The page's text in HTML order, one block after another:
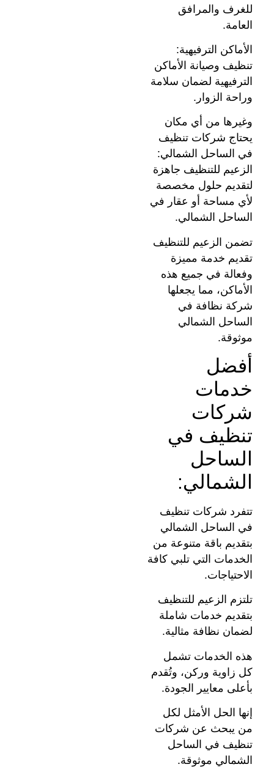
للغرف والمرافق
العامة.
الأماكن الترفيهية:
تنظيف وصيانة الأماكن
الترفيهية لضمان سلامة
وراحة الزوار.
وغيرها من أي مكان
يحتاج شركات تنظيف
في الساحل الشمالي:
الزعيم للتنظيف جاهزة
لتقديم حلول مخصصة
لأي مساحة أو عقار في
الساحل الشمالي.
تضمن الزعيم للتنظيف
تقديم خدمة مميزة
وفعالة في جميع هذه
الأماكن، مما يجعلها
شركة نظافة في
الساحل الشمالي
موثوقة.
أفضل
خدمات
شركات
تنظيف في
الساحل
الشمالي:
تتفرد شركات تنظيف
في الساحل الشمالي
بتقديم باقة متنوعة من
الخدمات التي تلبي كافة
الاحتياجات.
تلتزم الزعيم للتنظيف
بتقديم خدمات شاملة
لضمان نظافة مثالية.
هذه الخدمات تشمل
كل زاوية وركن، وتُقدم
بأعلى معايير الجودة.
إنها الحل الأمثل لكل
من يبحث عن شركات
تنظيف في الساحل
الشمالي موثوقة.